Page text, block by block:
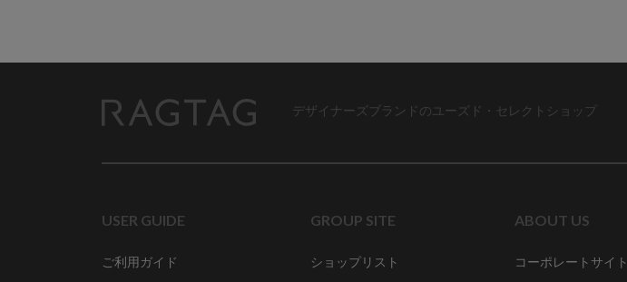
デザイナーズブランドのユーズド・セレクトショップ
USER GUIDE
ご利用ガイド
GROUP SITE
ショップリスト
ABOUT US
コーポレートサイト